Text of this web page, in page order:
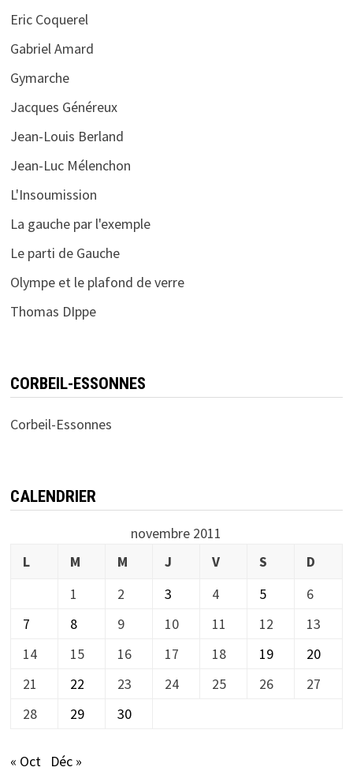
Eric Coquerel
Gabriel Amard
Gymarche
Jacques Généreux
Jean-Louis Berland
Jean-Luc Mélenchon
L'Insoumission
La gauche par l'exemple
Le parti de Gauche
Olympe et le plafond de verre
Thomas DIppe
CORBEIL-ESSONNES
Corbeil-Essonnes
CALENDRIER
novembre 2011
L
M M J V S
D
1
2 3 4 5
6
7
8 9 10 11 12
13
14
15 16 17 18 19
20
21
22 23 24 25 26
27
28
29 30
« Oct Déc »